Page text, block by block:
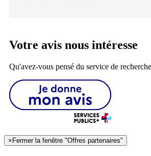
Votre avis nous intéresse
Qu'avez-vous pensé du service de
× Fermer la fenêtre "Offres partenaires"